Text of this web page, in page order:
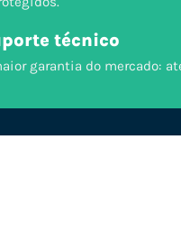
técnico
garantia do mercado: